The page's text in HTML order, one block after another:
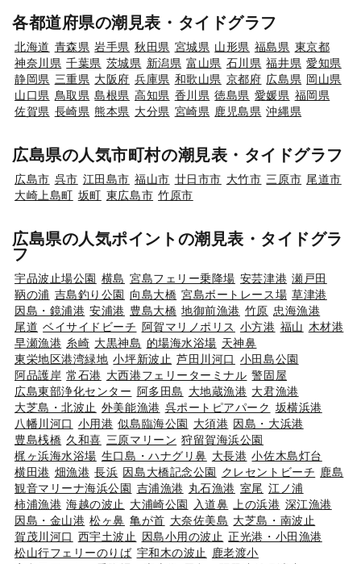
各都道府県の潮見表・タイドグラフ
北海道 青森県 岩手県 秋田県 宮城県 山形県 福島県 東京都
神奈川県 千葉県 茨城県 新潟県 富山県 石川県 福井県 愛知県
静岡県 三重県 大阪府 兵庫県 和歌山県 京都府 広島県 岡山県
山口県 鳥取県 島根県 高知県 香川県 徳島県 愛媛県 福岡県
佐賀県 長崎県 熊本県 大分県 宮崎県 鹿児島県 沖縄県
広島県の人気市町村の潮見表・タイドグラフ
広島市 呉市 江田島市 福山市 廿日市市 大竹市 三原市 尾道市
大崎上島町 坂町 東広島市 竹原市
広島県の人気ポイントの潮見表・タイドグラ
フ
宇品波止場公園 横島 宮島フェリー乗降場 安芸津港 瀬戸田
鞆の浦 吉島釣り公園 向島大橋 宮島ボートレース場 草津港
因島・鏡浦港 安浦港 豊島大橋 地御前漁港 竹原 忠海漁港
尾道 ベイサイドビーチ 阿賀マリノポリス 小方港 福山 木材港
早瀬漁港 糸崎 大黒神島 的場海水浴場 天神鼻
東栄地区港湾緑地 小坪新波止 芦田川河口 小田島公園
阿品護岸 常石港 大西港フェリーターミナル 警固屋
広島東部浄化センター
阿多田島 大地蔵漁港 大君漁港
大芝島・北波止 外美能漁港 呉ポートピアパーク 坂横浜港
八幡川河口 小用港 似島臨海公園 大須港 因島・大浜港
豊島桟橋 久和喜 三原マリーン 狩留賀海浜公園
梶ヶ浜海水浴場 生口島・ハナグリ鼻 大長港 小佐木島灯台
横田港 畑漁港 長浜 因島大橋記念公園 クレセントビーチ 鹿島
観音マリーナ海浜公園 吉浦漁港 丸石漁港 室尾 江ノ浦
柿浦漁港 海越の波止 大浦崎公園 入道鼻 上の浜港 深江漁港
因島・金山港 松ヶ鼻 亀が首 大奈佐美島 大芝島・南波止
賀茂川河口 西宇土波止 因島小用の波止 正光港・小田漁港
松山行フェリーのりば 宇和木の波止
鹿老渡小